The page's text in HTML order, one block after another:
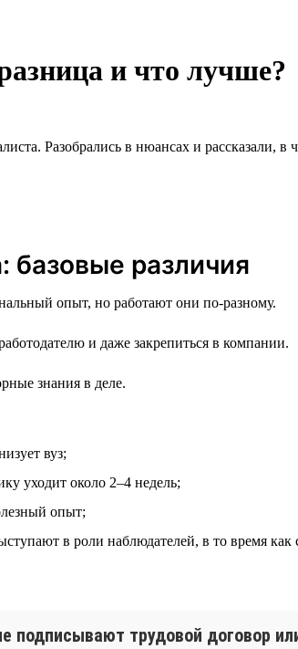
и что лучше?
Разобрались в нюансах и рассказали, в
базовые различия
опыт, но работают они по-разному.
и даже закрепиться в компании.
знания в деле.
вуз;
уходит около 2–4 недель;
опыт;
в роли наблюдателей, в то время
подписывают трудовой договор